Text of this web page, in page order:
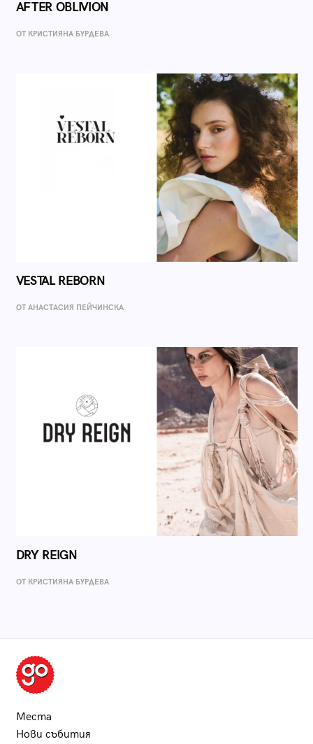
AFTER OBLIVION
ОТ КРИСТИЯНА БУРДЕВА
VESTAL REBORN
ОТ AНАСТАСИЯ ПЕЙЧИНСКА
DRY REIGN
ОТ КРИСТИЯНА БУРДЕВА
Места
Нови събития